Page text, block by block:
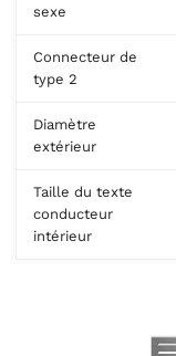
sexe
Connecteur de
type 2
Diamètre
extérieur
Taille du texte
conducteur
intérieur